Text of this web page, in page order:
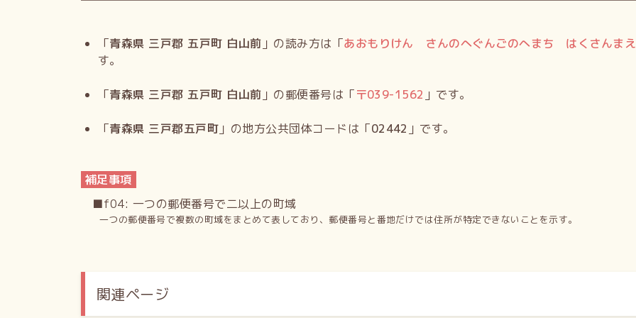
「青森県 三戸郡 五戸町 白山前 」の読み方は「あおもりけん さんのへぐんごのへまち はくさんまえ
す。
「青森県 三戸郡 五戸町 白山前 」の郵便番号は「〒039-1562 」です。
「青森県 三戸郡五戸町 」の地方公共団体コードは「02442 」です。
補足事項
■f04: 一つの郵便番号で二以上の町域
一つの郵便番号で複数の町域をまとめて表しており、郵便番号と番地だけでは住所が特定できないことを示す。
関連ページ